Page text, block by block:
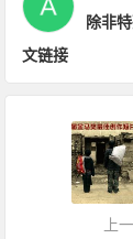
除非
文链接
上